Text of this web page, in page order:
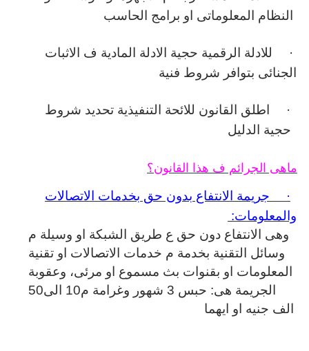
النظام المعلوماتى او برامج الحاسب
·
للادلة الرقمية حجية الادلة المادية ف الاثبات
الجنائى بتوافر شروط فنية
·
اطلق القانون للائحة التنفيذية تحديد شروط
حجية الدليل
ماهى الجرائم ف هذا القانون؟
·
جريمة الانتفاع بدون حق بخدمات الاتصالات
والمعلومات:
وهى الانتفاع دون حق ع طريق الشبكة او وسيلة م
وسائل التقنية بخدمة م خدمات الاتصالات او تقنية
المعلومات او بقنوات بث مسموع او مرئى، وعقوبة
الجريمة هى: حبس 3 شهور وغرامة م10 الى50
الف جنيه او ايهما